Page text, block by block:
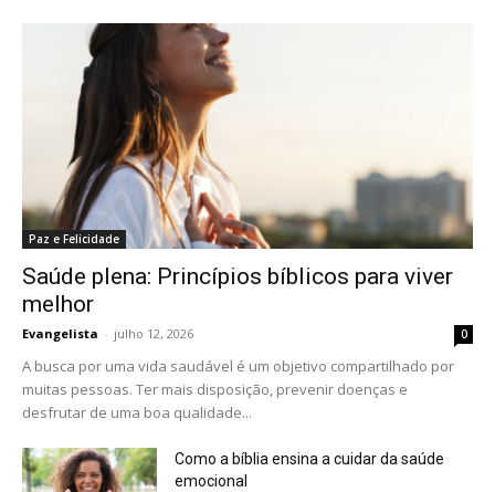
Paz e Felicidade
Saúde plena: Princípios bíblicos para viver
melhor
Evangelista - julho 12, 2026 0
A busca por uma vida saudável é um objetivo compartilhado por
muitas pessoas. Ter mais disposição, prevenir doenças e
desfrutar de uma boa qualidade...
Como a bíblia ensina a cuidar da saúde
emocional